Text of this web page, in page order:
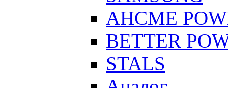
AHCME
BETTER
STALS